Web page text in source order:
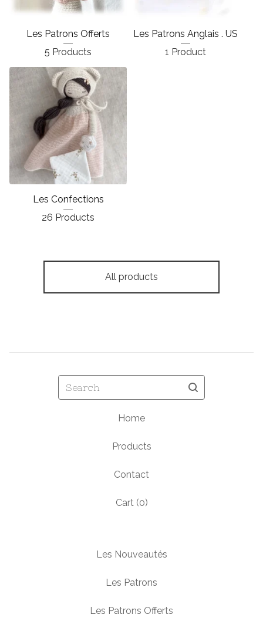
Les Patrons Offerts
5 Products
Les Patrons Anglais . US
1 Product
Les Confections
26 Products
All products
Home
Products
Contact
Cart (0)
Les Nouveautés
Les Patrons
Les Patrons Offerts